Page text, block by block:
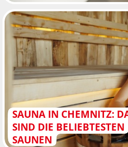
SAUNA IN CHEMNITZ:
SIND DIE BELIEBTESTEN
SAUNEN